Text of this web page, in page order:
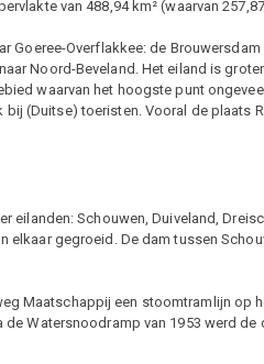
van 488,94 km² (waarvan
Goeree-Overflakkee: de
Noord-Beveland. Het eiland is
waarvan het hoogste punt
(Duitse) toeristen. Vooral de plaats
eilanden: Schouwen, Duiveland,
elkaar gegroeid. De dam tussen
Maatschappij een stoomtramlijn op
Watersnoodramp van 1953 werd de